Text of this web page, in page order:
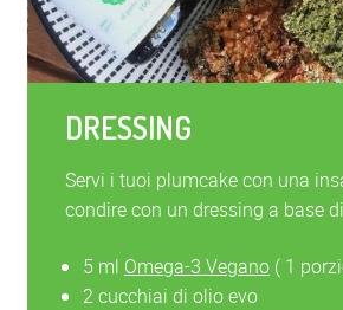
DRESSING
Servi i tuoi plumcake con una
condire con un dressing a base
5 ml Omega-3 Vegano( 1
2 cucchiai di olio evo